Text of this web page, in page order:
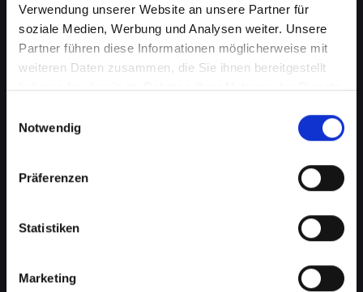
Verwendung unserer Website an unsere Partner für
soziale Medien, Werbung und Analysen weiter. Unsere
Partner führen diese Informationen möglicherweise mit
weiteren Daten zusammen, die Sie ihnen bereitgestellt
haben oder die sie im Rahmen Ihrer Nutzung der Dienste
Notwendig
Präferenzen
Statistiken
Marketing
Ladebuchsenprobleme bei
Ihrem IPHONE-13 in Abtenau?
Schnelle Reparatur verfügbar
Ein häufiges Problem bei Smartphones ist die
Beschädigung der Ladebuchse. Dies kann
richtig lädt oder die Verbindung zum